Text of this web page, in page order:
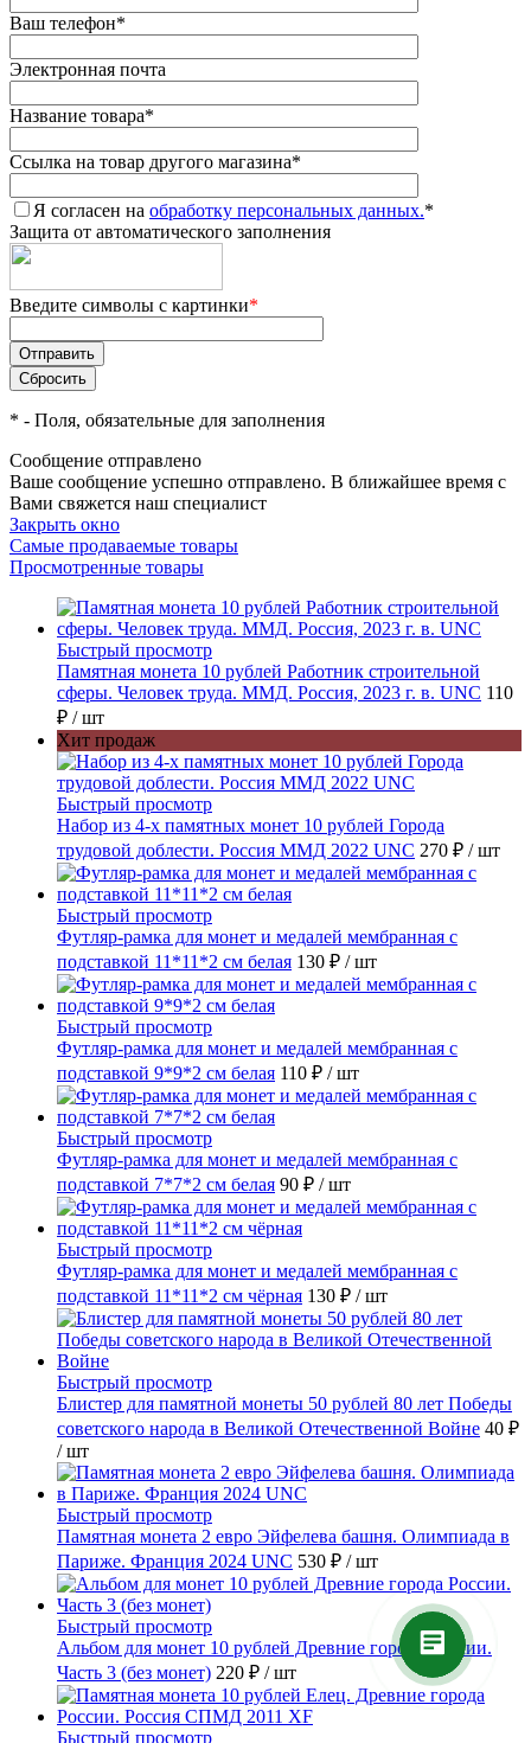
Ваш телефон*
Электронная почта
Название товара*
Ссылка на товар другого магазина*
Я согласен на обработку персональных данных.*
Защита от автоматического заполнения
Введите символы с картинки*
* - Поля, обязательные для заполнения
Сообщение отправлено
Ваше сообщение успешно отправлено. В ближайшее время с
Вами свяжется наш специалист
Закрыть окно
Самые продаваемые товары
Просмотренные товары
Быстрый просмотр
Памятная монета 10 рублей Работник строительной
сферы. Человек труда. ММД. Россия, 2023 г. в. UNC 110
₽ / шт
Хит продаж
Быстрый просмотр
Набор из 4-х памятных монет 10 рублей Города
трудовой доблести. Россия ММД 2022 UNC 270 ₽ / шт
Быстрый просмотр
Футляр-рамка для монет и медалей мембранная с
подставкой 11*11*2 см белая 130 ₽ / шт
Быстрый просмотр
Футляр-рамка для монет и медалей мембранная с
подставкой 9*9*2 см белая 110 ₽ / шт
Быстрый просмотр
Футляр-рамка для монет и медалей мембранная с
подставкой 7*7*2 см белая 90 ₽ / шт
Быстрый просмотр
Футляр-рамка для монет и медалей мембранная с
подставкой 11*11*2 см чёрная 130 ₽ / шт
Быстрый просмотр
Блистер для памятной монеты 50 рублей 80 лет Победы
советского народа в Великой Отечественной Войне 40 ₽
/ шт
Быстрый просмотр
Памятная монета 2 евро Эйфелева башня. Олимпиада в
Париже. Франция 2024 UNC 530 ₽ / шт
Быстрый просмотр
Альбом для монет 10 рублей Древние города России.
Часть 3 (без монет) 220 ₽ / шт
Быстрый просмотр